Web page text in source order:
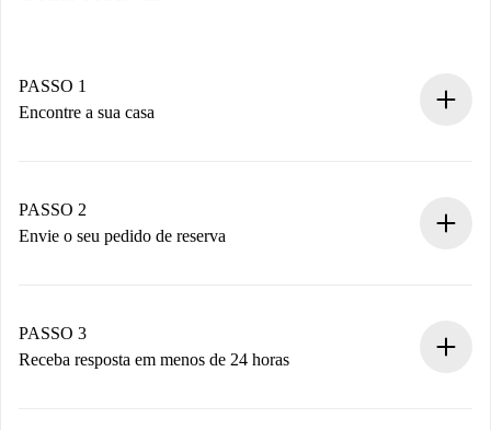
PASSO 1
Encontre a sua casa
Você tem todas as informações necessárias
antecipadamente.
PASSO 2
Envie o seu pedido de reserva
Não cobramos nada até que o proprietário confirme.
PASSO 3
Receba resposta em menos de 24 horas